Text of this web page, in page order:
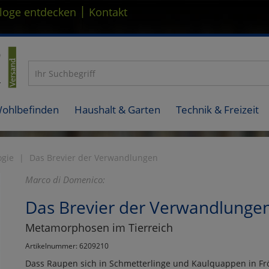
entdecken | Kontakt
Haushalt & Garten Technik & Freizeit
Das Brevier der Verwandlungen
Marco di Domenico:
Das Brevier der
Metamorphosen im Tierreich
Artikelnummer: 6209210
Dass Raupen sich in Schmetterlinge und Kaulquappen in